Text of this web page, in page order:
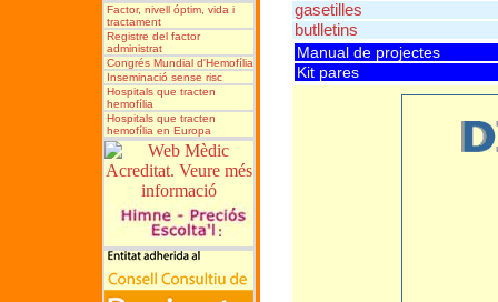
Factor, nivell óptim, vida i
tractament
Registre del factor
administrat
Congrés Mundial d'Hemofília
Inseminació sense risc
Hospitals que tracten
hemofília
Hospitals que tracten
hemofília en Europa
gasetilles
butlletins
Manual de projectes
Kit pares